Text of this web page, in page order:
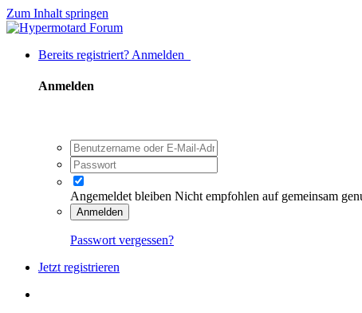
Zum Inhalt springen
Bereits registriert? Anmelden
Anmelden
Angemeldet bleiben Nicht empfohlen auf gemeinsam
Anmelden
Passwort vergessen?
Jetzt registrieren